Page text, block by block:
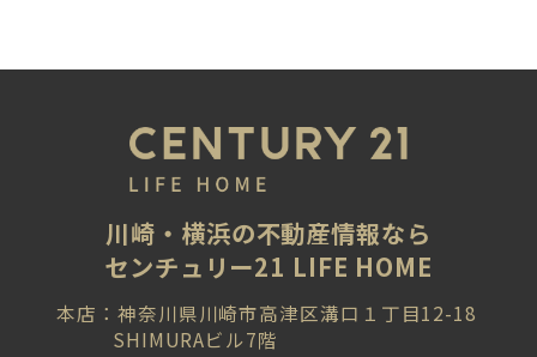
川崎・横浜の不動産情報なら
センチュリー21 LIFE HOME
本店：神奈川県川崎市高津区溝口１丁目12-18
SHIMURAビル7階